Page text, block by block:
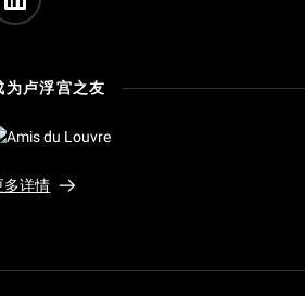
为卢浮宫之友
多详情